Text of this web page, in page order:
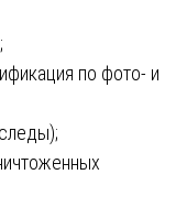
по фото- и